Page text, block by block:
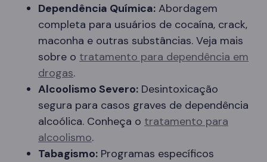
Dependência Química: Abordagem
completa para usuários de cocaína, crack,
maconha e outras substâncias. Veja mais
sobre o tratamento para dependência em
drogas.
Alcoolismo Severo: Desintoxicação
segura para casos graves de dependência
alcoólica. Conheça o tratamento para
alcoolismo.
Tabagismo: Programas específicos